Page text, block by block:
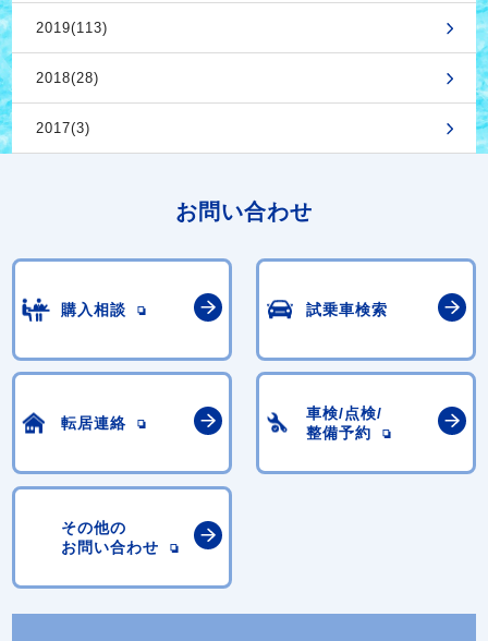
2019(113)
2018(28)
2017(3)
お問い合わせ
購入相談 試乗車検索
転居連絡
車検/点検/
整備予約
その他の
お問い合わせ